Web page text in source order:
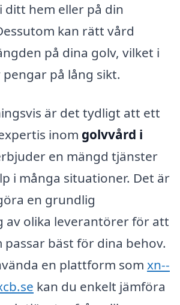
ditt hem eller på din
kan rätt vård
på dina golv, vilket i
på lång sikt.
är det tydligt att ett
inom golvvård i
en mängd tjänster
i många situationer. Det är
en grundlig
av olika leverantörer för att
bäst för dina behov.
en plattform som xn--
kan du enkelt jämföra